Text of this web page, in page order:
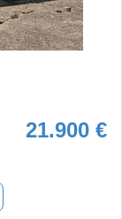
21.900 €